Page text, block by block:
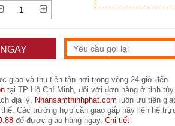
giao và thu tiền tận nơi trong vòng 24 giờ đến
tại TP Hồ Chí Minh, đối với đơn hàng ở tỉnh tùy
địa lý, Nhansamthinhphat.com luôn ưu tiên
thể. Các trường hợp cần giao gấp hãy liên hệ
để được giao hàng ngay. Chi tiết